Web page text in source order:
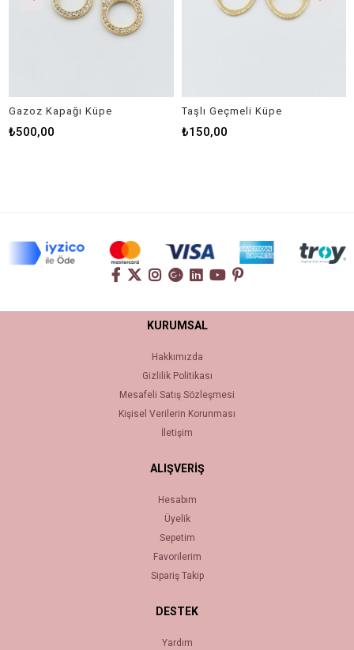
Gazoz Kapağı Küpe
₺500,00
Taşlı Geçmeli Küpe
₺150,00
KURUMSAL
Hakkımızda
Gizlilik Politikası
Mesafeli Satış Sözleşmesi
Kişisel Verilerin Korunması
İletişim
ALIŞVERİŞ
Hesabım
Üyelik
Sepetim
Favorilerim
Sipariş Takip
DESTEK
Yardım